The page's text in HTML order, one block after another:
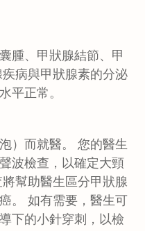
腫、甲狀腺結節、甲
病與甲狀腺素的分泌
平正常。
）而就醫。 您的醫生
波檢查，以確定大頸
幫助醫生區分甲狀腺
。 如有需要，醫生可
下的小針穿刺，以檢